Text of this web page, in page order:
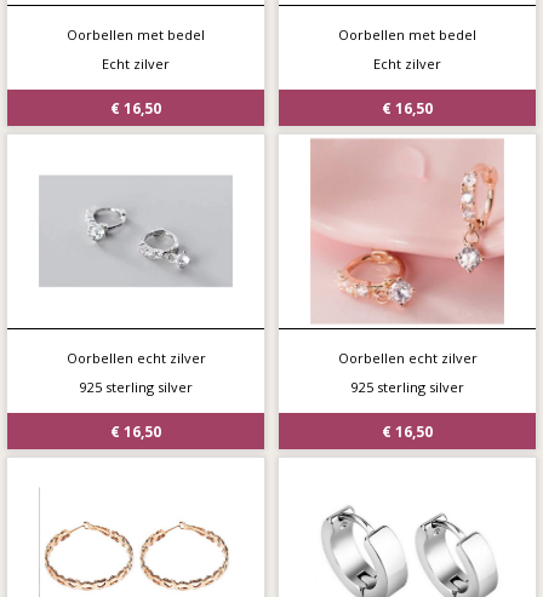
Oorbellen met bedel
Echt zilver
€ 16,50
Oorbellen met bedel
Echt zilver
€ 16,50
Oorbellen echt zilver
925 sterling silver
€ 16,50
Oorbellen echt zilver
925 sterling silver
€ 16,50